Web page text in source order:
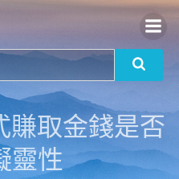
賺取金錢是否
靈性